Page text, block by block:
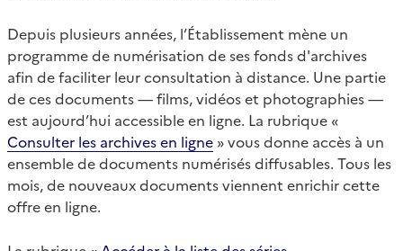
Depuis plusieurs années, l’Établissement mène un
programme de numérisation de ses fonds d'archives
afin de faciliter leur consultation à distance. Une partie
de ces documents — films, vidéos et photographies —
est aujourd’hui accessible en ligne. La rubrique «
Consulter les archives en ligne » vous donne accès à un
ensemble de documents numérisés diffusables. Tous les
mois, de nouveaux documents viennent enrichir cette
offre en ligne.